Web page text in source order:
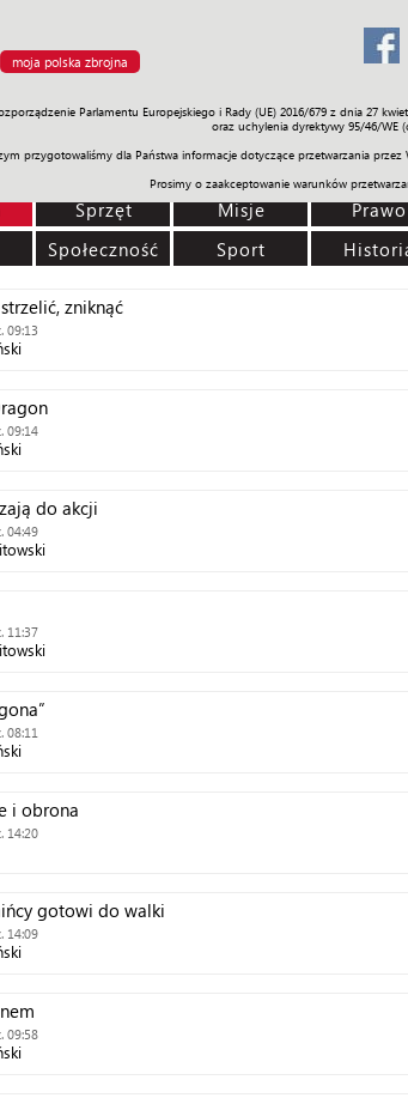
moja polska zbrojna
Parlamentu Europejskiego i Rady (UE) 2016/679 z dnia 27
oraz uchylenia dyrektywy 95/46/WE
przygotowaliśmy dla Państwa informacje dotyczące przetwarzania
Prosimy o zaakceptowanie warunków
Polityka Prawo Świat Społeczność
Sprzęt Misje
Prawo
Społeczność Sport
zniknąć
09:13
09:14
do akcji
04:49
11:37
08:11
i obrona
14:20
gotowi do walki
14:09
09:58